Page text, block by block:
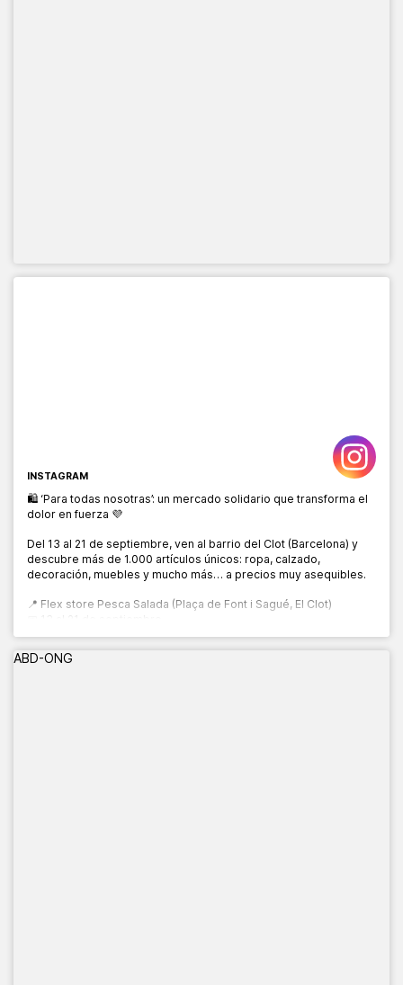
INSTAGRAM
🛍️ ‘Para todas nosotras’: un mercado solidario que transforma el
dolor en fuerza 💜
Del 13 al 21 de septiembre, ven al barrio del Clot (Barcelona) y
descubre más de 1.000 artículos únicos: ropa, calzado,
decoración, muebles y mucho más… a precios muy asequibles.
📍 Flex store Pesca Salada (Plaça de Font i Sagué, El Clot)
🕙 10:00 a 20:00 h
ABD-ONG